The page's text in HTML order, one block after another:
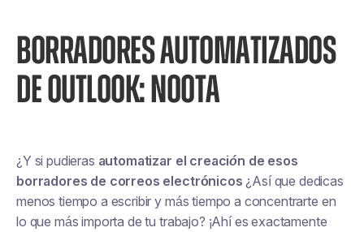
BORRADORES AUTOMATIZADOS
DE OUTLOOK: NOOTA
¿Y si pudieras automatizar el creación de esos
borradores de correos electrónicos ¿Así que dedicas
menos tiempo a escribir y más tiempo a concentrarte en
lo que más importa de tu trabajo? ¡Ahí es exactamente